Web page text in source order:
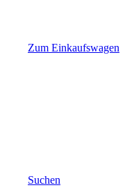
Zum Einkaufswagen
Suchen